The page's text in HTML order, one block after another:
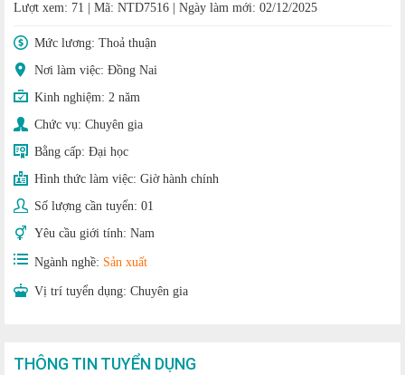
Lượt xem: 71 Mã: NTD7516 Ngày làm mới: 02/12/2025
Mức lương: Thoả thuận
Nơi làm việc: Đồng Nai
Kinh nghiệm: 2 năm
Chức vụ: Chuyên gia
Bằng cấp: Đại học
Hình thức làm việc: Giờ hành chính
Số lượng cần tuyển: 01
Yêu cầu giới tính: Nam
Ngành nghề: Sản xuất
Vị trí tuyển dụng: Chuyên gia
THÔNG TIN TUYỂN DỤNG